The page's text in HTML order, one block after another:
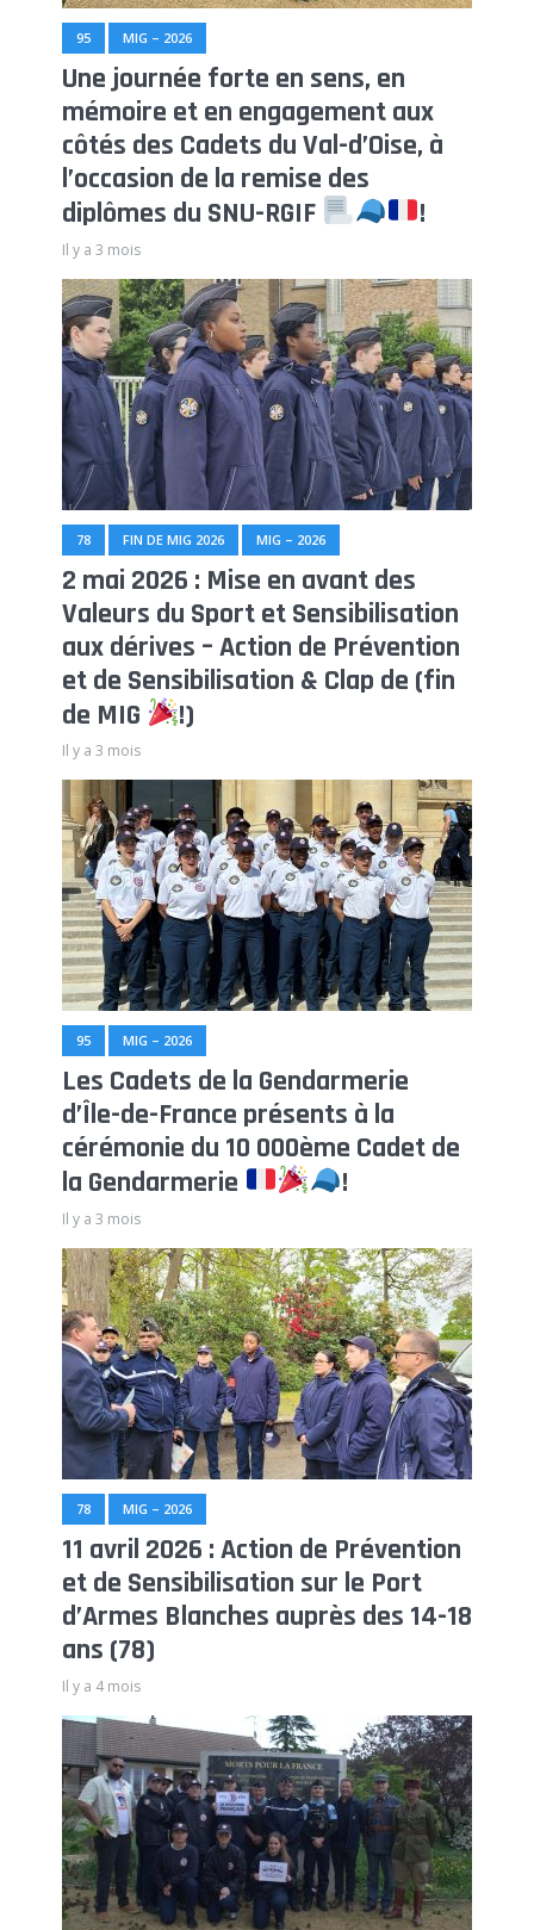
95 MIG – 2026
Une journée forte en sens, en
mémoire et en engagement aux
côtés des Cadets du Val-d’Oise, à
l’occasion de la remise des
diplômes du SNU-RGIF
!
Il y a 3 mois
78 FIN DE MIG 2026 MIG – 2026
2 mai 2026 : Mise en avant des
Valeurs du Sport et Sensibilisation
aux dérives – Action de Prévention
et de Sensibilisation & Clap de (fin
de MIG
!)
Il y a 3 mois
95 MIG – 2026
Les Cadets de la Gendarmerie
d’Île-de-France présents à la
cérémonie du 10 000ème Cadet de
la Gendarmerie
!
Il y a 3 mois
78 MIG – 2026
11 avril 2026 : Action de Prévention
et de Sensibilisation sur le Port
d’Armes Blanches auprès des 14-18
ans (78)
Il y a 4 mois